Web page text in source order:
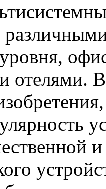
отелями.